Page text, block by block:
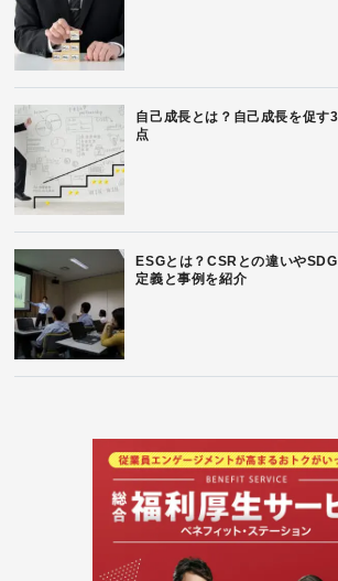
自己成長とは？自己成長を促す
点
ESGとは？CSRとの違いや
定義と事例を紹介